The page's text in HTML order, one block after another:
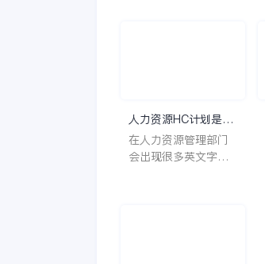
人力资源HC计划是什
么意思？
在人力资源管理部门
会出现很多英文字母